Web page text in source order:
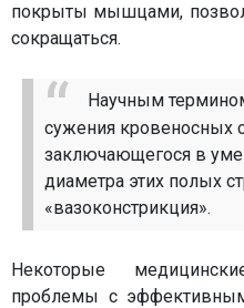
покрыты мышцами,
сокращаться.
Научным
сужения кровеносных
заключающегося в
диаметра этих полых
«вазоконстрикция».
Некоторые
проблемы с